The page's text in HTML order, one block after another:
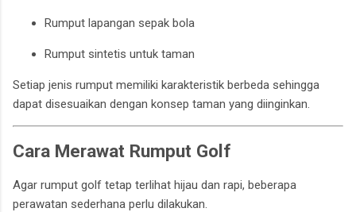
Rumput lapangan sepak bola
Rumput sintetis untuk taman
Setiap jenis rumput memiliki karakteristik berbeda sehingga
dapat disesuaikan dengan konsep taman yang diinginkan.
Cara Merawat Rumput Golf
Agar rumput golf tetap terlihat hijau dan rapi, beberapa
perawatan sederhana perlu dilakukan.